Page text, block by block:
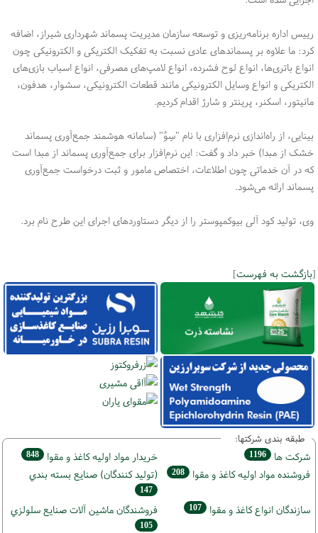
رییس اداره برنامه‌ریزی و توسعه سازمان مدیریت پسماند شهرداری شیراز، اضافه
کرد: ما علاوه بر پسماندهای عادی نسبت به تفکیک الکتریکی و الکترونیکی چون
انواع باتری‌ها، انواع لوح فشرده، انواع لامپ‌های مصرفی، انواع اسباب بازی‌های
الکتریکی و انواع وسایل الکترونیکی مانند قطعات الکترونیکی، سشوار،‌ هدفون،
مانیتور، اسکنر، پرینتر و شارژ اقدام کردیم.
بینایی، از راه‌اندازی نرم‌افزاری با نام "سِوُ" (سامانه هوشمند جمع‌آوری پسماند
خشک از مبدا) خبر داد و گفت: این نرم‌افزار برای جمع‌آوری پسماند از مبدا است
که در آن خدماتی چون اطلاعات، اختصاص مامور و ثبت درخواست جمع‌آوری
پسماند ارائه می‌شود.
وی، تولید کود آلی بیوکمپوستر را از دیگر دستاوردهای اجرای این طرح نام برد.
[بازگشت به فهرست]
طبقه بندی شرکتها:
شركت ها 1196 خريدار مواد اوليه كاغذ و مقوا 848
فروشنده مواد اوليه كاغذ و مقوا 208 (تولید كنندگان) صنايع بسته بندي
147
سازندگان انواع کاغذ و مقوا 107 فروشندگان ماشين آلات صنايع سلولزي
105